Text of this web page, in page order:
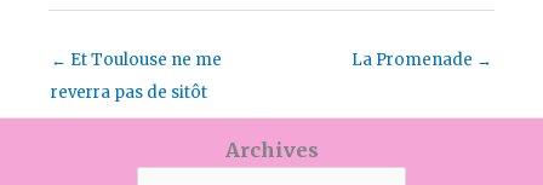
← Et Toulouse ne me
reverra pas de sitôt
La Promenade →
Archives